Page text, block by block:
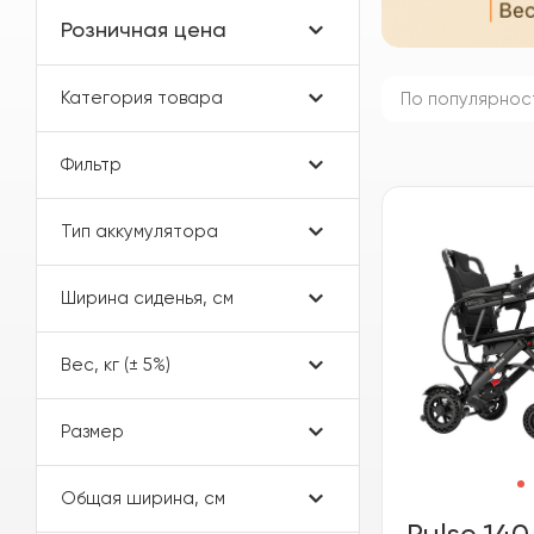
Розничная цена
Категория товара
Фильтр
Тип аккумулятора
Ширина сиденья, см
Вес, кг (± 5%)
Размер
Общая ширина, см
По